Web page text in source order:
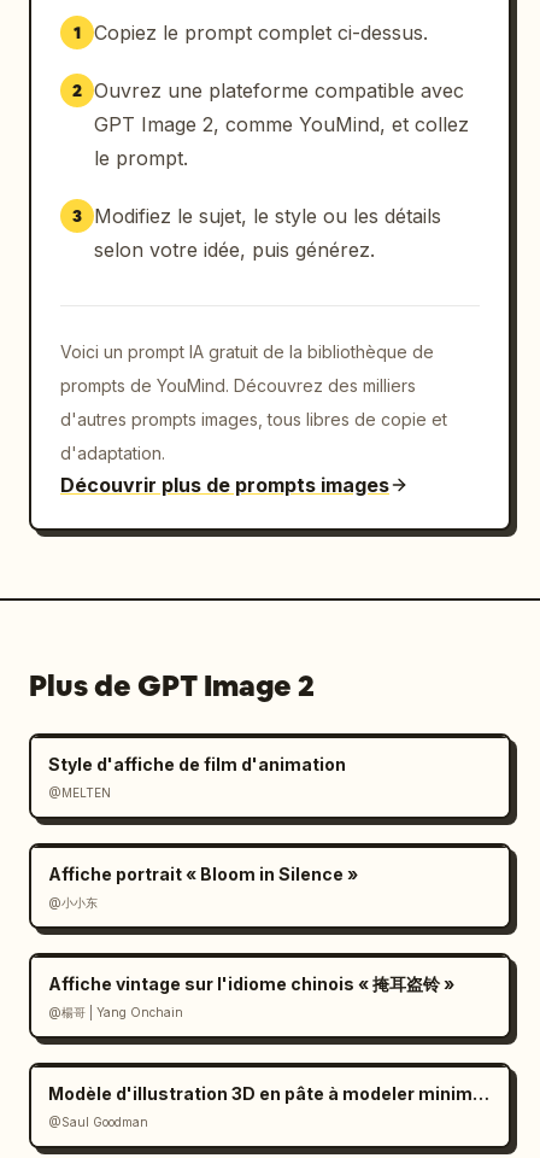
1 Copiez le prompt complet ci-dessus.
2 Ouvrez une plateforme compatible avec
GPT Image 2, comme YouMind, et collez
le prompt.
3
Modifiez le sujet, le style ou les détails
selon votre idée, puis générez.
Voici un prompt IA gratuit de la bibliothèque de
prompts de YouMind. Découvrez des milliers
d'autres prompts images, tous libres de copie et
d'adaptation.
Découvrir plus de prompts images
Plus de GPT Image 2
Style d'affiche de film d'animation
@MELTEN
Affiche portrait « Bloom in Silence »
@小小东
Affiche vintage sur l'idiome chinois « 掩耳盗铃 »
@楊哥 | Yang Onchain
Modèle d'illustration 3D en pâte à modeler minimaliste
@Saul Goodman